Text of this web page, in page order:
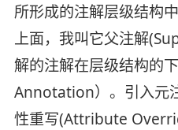
所形成的注解层级结构
上面，我叫它父注解
解的注解在层级结构的
Annotation）。引入元
性重写(Attribute